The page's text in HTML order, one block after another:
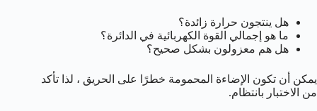
هل ينتجون حرارة زائدة؟
ما هو إجمالي القوة الكهربائية في الدائرة؟
هل هم معزولون بشكل صحيح؟
يمكن أن تكون الإضاءة المحمومة خطرًا على الحريق ، لذا تأكد
من الاختبار بانتظام.